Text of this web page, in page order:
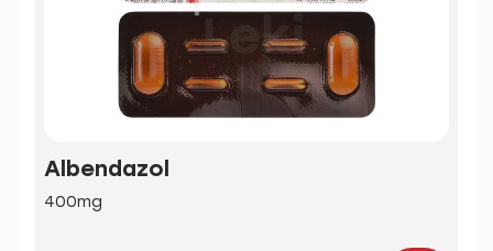
Albendazol
400mg